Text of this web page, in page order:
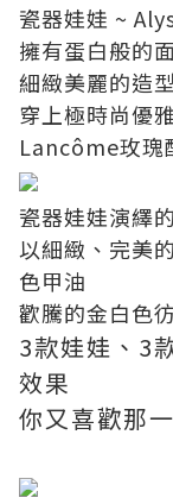
瓷器娃娃 ~
擁有蛋白般的
細緻美麗的造型
穿上極時尚優
Lancôme玫瑰
瓷器娃娃演繹
以細緻、完美
色甲油
歡騰的金白色
3款娃娃、3
效果
你又喜歡那